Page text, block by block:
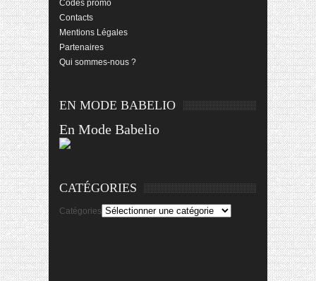
Codes promo
Contacts
Mentions Légales
Partenaires
Qui sommes-nous ?
EN MODE BABELIO
En Mode Babelio
CATÉGORIES
Catégories